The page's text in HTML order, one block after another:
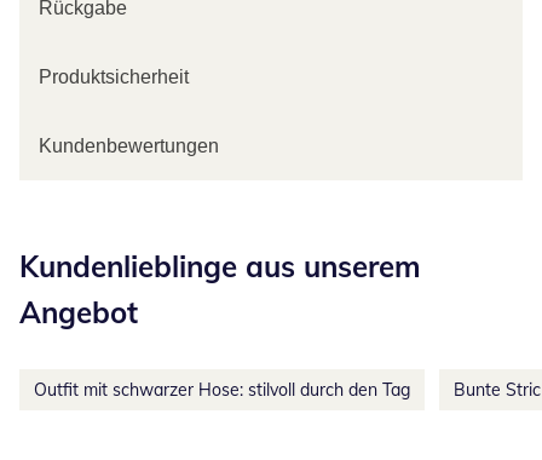
Rückgabe
Produktsicherheit
Kundenbewertungen
Kundenlieblinge aus unserem
Angebot
Outfit mit schwarzer Hose: stilvoll durch den Tag Bunte